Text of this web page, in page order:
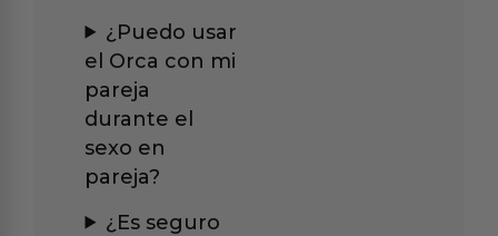
¿Puedo usar
el Orca con mi
pareja
durante el
sexo en
pareja?
¿Es seguro